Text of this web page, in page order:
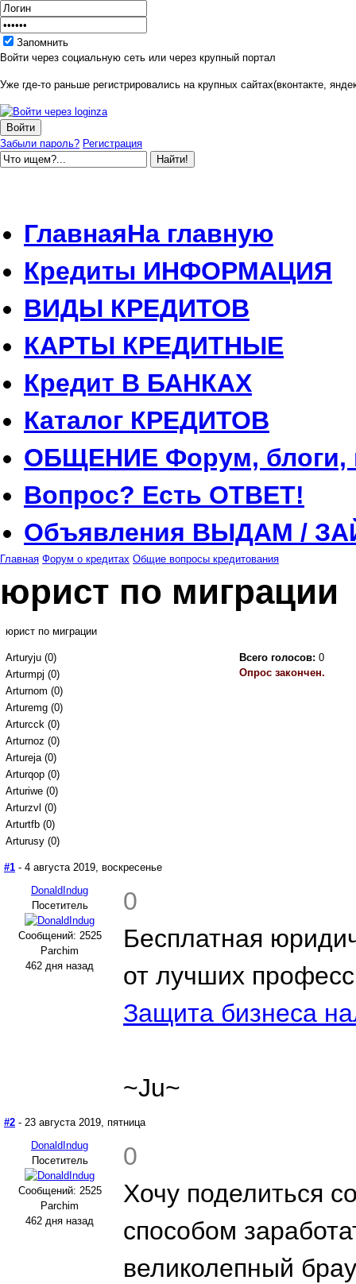
Запомнить
Войти через социальную сеть или через крупный портал
Уже где-то раньше регистрировались на крупных сайтах(вконтакте,
Забыли пароль? Регистрация
ГлавнаяНа главную
Кредиты ИНФОРМАЦИЯ
ВИДЫ КРЕДИТОВ
КАРТЫ КРЕДИТНЫЕ
Кредит В БАНКАХ
Каталог КРЕДИТОВ
ОБЩЕНИЕ Форум, блоги,
Вопрос? Есть ОТВЕТ!
Объявления ВЫДАМ /
Главная Форум о кредитах Общие вопросы кредитования
юрист по миграции
юрист по миграции
Arturyju (0)
Arturmpj (0)
Arturnom (0)
Arturemg (0)
Arturcck (0)
Arturnoz (0)
Artureja (0)
Arturqop (0)
Arturiwe (0)
Arturzvl (0)
Arturtfb (0)
Arturusy (0)
Всего голосов: 0
Опрос закончен.
#1 - 4 августа 2019, воскресенье
DonaldIndug
Посетитель
Сообщений: 2525
Parchim
462 дня назад
0
Бесплатная
от лучших
Защита бизнеса
~Ju~
#2 - 23 августа 2019, пятница
DonaldIndug
Посетитель
Сообщений: 2525
Parchim
462 дня назад
0
Хочу поделиться
способом
великолепный